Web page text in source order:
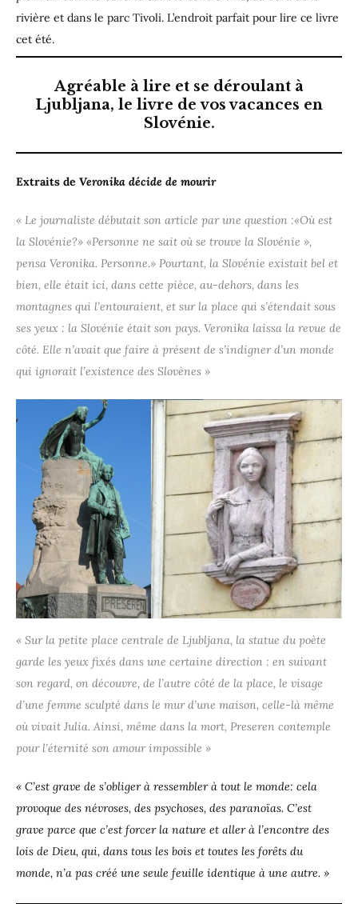
rivière et dans le parc Tivoli. L’endroit parfait pour lire ce livre
cet été.
Agréable à lire et se déroulant à
Ljubljana, le livre de vos vacances en
Slovénie.
Extraits de Veronika décide de mourir
« Le journaliste débutait son article par une question :«Où est
la Slovénie?» «Personne ne sait où se trouve la Slovénie »,
pensa Veronika. Personne.» Pourtant, la Slovénie existait bel et
bien, elle était ici, dans cette pièce, au-dehors, dans les
montagnes qui l’entouraient, et sur la place qui s’étendait sous
ses yeux : la Slovénie était son pays. Veronika laissa la revue de
côté. Elle n’avait que faire à présent de s’indigner d’un monde
qui ignorait l’existence des Slovènes »
« Sur la petite place centrale de Ljubljana, la statue du poète
garde les yeux fixés dans une certaine direction : en suivant
son regard, on découvre, de l’autre côté de la place, le visage
d’une femme sculpté dans le mur d’une maison, celle-là même
où vivait Julia. Ainsi, même dans la mort, Preseren contemple
pour l’éternité son amour impossible »
« C’est grave de s’obliger à ressembler à tout le monde: cela
provoque des névroses, des psychoses, des paranoïas. C’est
grave parce que c’est forcer la nature et aller à l’encontre des
lois de Dieu, qui, dans tous les bois et toutes les forêts du
monde, n’a pas créé une seule feuille identique à une autre. »